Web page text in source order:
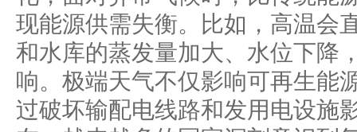
现能源供需失衡。比如，高温会
和水库的蒸发量加大、水位下降
响。极端天气不仅影响可再生能
过破坏输配电线路和发用电设施